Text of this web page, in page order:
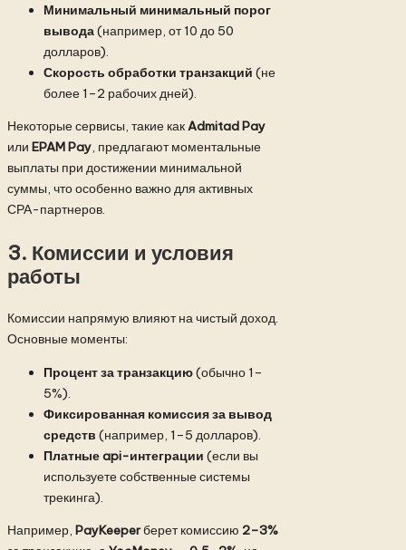
Минимальный минимальный порог
вывода(например, от 10 до 50
долларов).
Скорость обработки транзакций (не
более 1–2 рабочих дней).
Некоторые сервисы, такие какAdmitad Pay
или EPAM Pay, предлагают моментальные
выплаты при достижении минимальной
суммы, что особенно важно для активных
СРА-партнеров.
3. Комиссии и условия
работы
Комиссии напрямую влияют на чистый доход.
Основные моменты:
Процент за транзакцию(обычно 1–
5%).
Фиксированная комиссия за вывод
средств (например, 1–5 долларов).
Платные api-интеграции (если вы
используете собственные системы
трекинга).
Например, PayKeeperберет комиссию 2–3%